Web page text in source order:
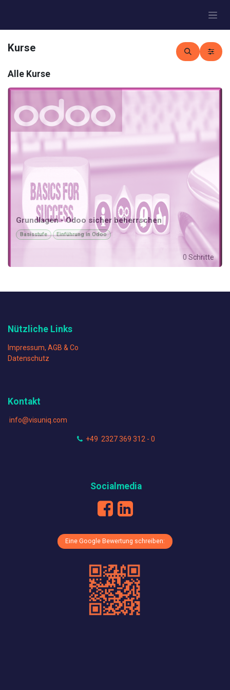
Kurse
Alle Kurse
Grundlagen - Odoo sicher beherrschen
Basisstufe Einführung in Odoo
0 Schritte
Nützliche Links
Impressum, AGB & Co
Datenschutz
Kontakt
info@visuniq.com
+49 2327 369 312 - 0
Socialmedia
Eine Google Bewertung schreiben: